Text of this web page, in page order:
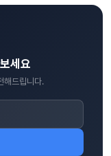
세요
해드립니다.